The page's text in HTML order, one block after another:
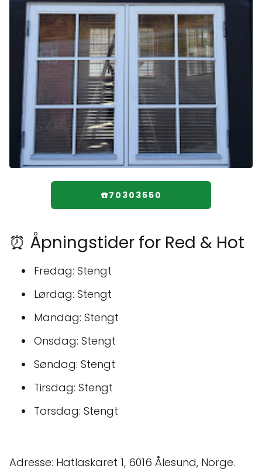
☎️70303550
⏰ Åpningstider for Red & Hot
Fredag: Stengt
Lørdag: Stengt
Mandag: Stengt
Onsdag: Stengt
Søndag: Stengt
Tirsdag: Stengt
Torsdag: Stengt
Adresse: Hatlaskaret 1, 6016 Ålesund, Norge.